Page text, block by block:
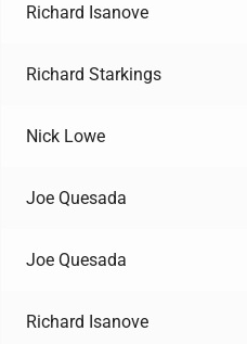
Richard Isanove
Richard Starkings
Nick Lowe
Joe Quesada
Joe Quesada
Richard Isanove